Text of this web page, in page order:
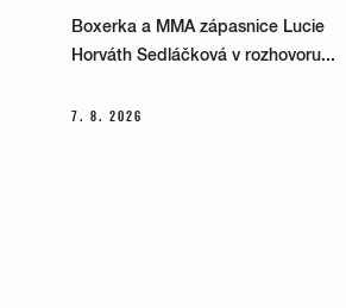
Boxerka a MMA zápasnice Lucie
Horváth Sedláčková v rozhovoru...
7. 8. 2026